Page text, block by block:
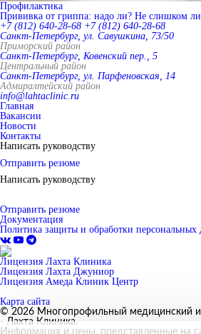
Профилактика
Прививка от гриппа: надо ли? Не слишком
+7 (812) 640-28-68 +7 (812) 640-28-68
Санкт-Петербург, ул. Савушкина, 73/50
Приморский район
Санкт-Петербург, Ковенский пер., 5
Центральный район
Санкт-Петербург, ул. Парфеновская, 14
Адмиралтейский район
info@lahtaclinic.ru
Главная
Вакансии
Новости
Контакты
Написать руководству
Отправить резюме
Написать руководству
Отправить резюме
Документация
Политика защиты и обработки персональных
Лицензия Лахта Клиника
Лицензия Лахта Джуниор
Лицензия Амеда Клиник Центр
Карта сайта
© 2026 Многопрофильный медицинский и
- Лахта Клиника.
Информация и цены, представленные на